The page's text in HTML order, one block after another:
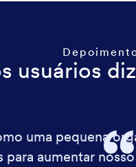
usuários
uma pequena
para aumentar